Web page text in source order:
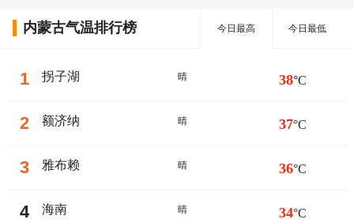
内蒙古气温排行榜 今日最高 今日最低
1 拐子湖 晴 38°C
2 额济纳 晴 37°C
3 雅布赖 晴 36°C
4 海南 晴 34°C